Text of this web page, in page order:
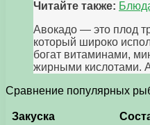
Читайте также:
Авокадо — это плод
который широко
богат витаминами,
жирными кислотами.
Сравнение популярных
Закуска